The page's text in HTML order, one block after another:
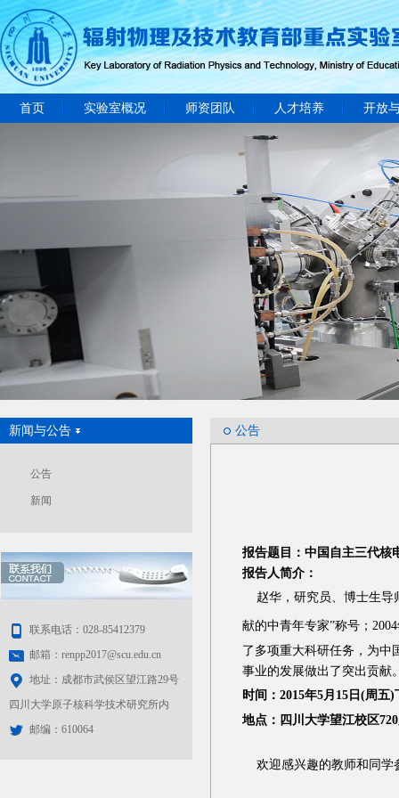
首页 实验室概况 师资团队 人才培养 开放
新闻与公告
公告
新闻
联系电话：028-85412379
邮箱：renpp2017@scu.edu.cn
地址：成都市武侯区望江路29号
四川大学原子核科学技术研究所内
邮编：610064
公告
报告题目：中国自主三代核
报告人简介：
赵华，研究员、博士生
献的中青年专家”称号； 2004
了多项重大科研任务，为中
事业的发展做出了突出贡献
时间： 2015年5月 15 日 (周五)
地点：四川大学望江校区
欢迎感兴趣的教师和同学